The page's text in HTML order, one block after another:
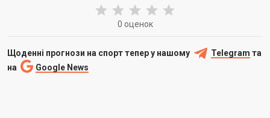
0 оценок
Щоденні прогнози на спорт тепер у нашому Telegram та
на
Google News